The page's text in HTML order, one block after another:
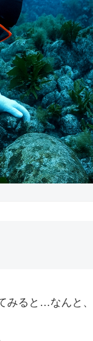
みると…なんと